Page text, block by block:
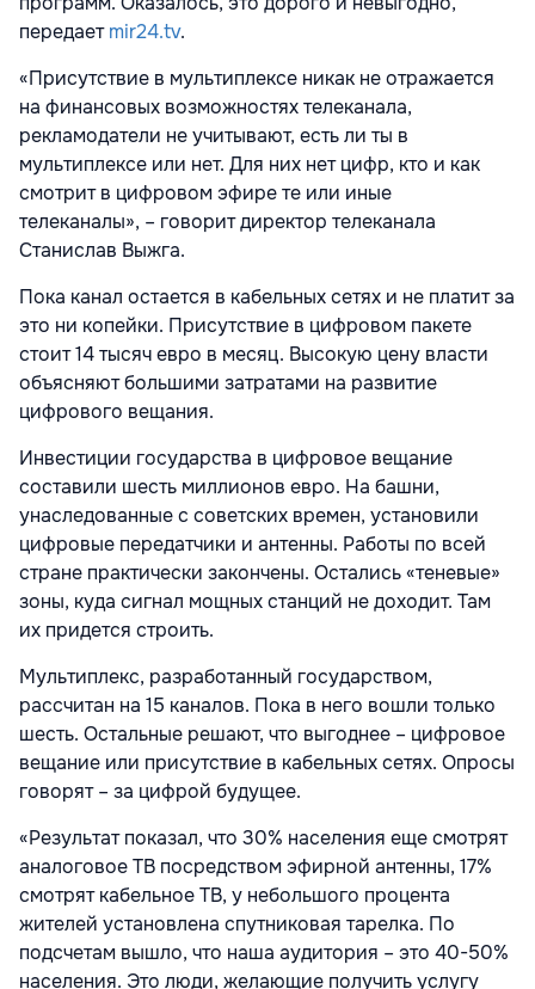
передаетmir24.tv.
«Присутствие в мультиплексе никак не отражается
на финансовых возможностях телеканала,
рекламодатели не учитывают, есть ли ты в
мультиплексе или нет. Для них нет цифр, кто и как
смотрит в цифровом эфире те или иные
телеканалы», – говорит директор телеканала
Станислав Выжга.
Пока канал остается в кабельных сетях и не платит за
это ни копейки. Присутствие в цифровом пакете
стоит 14 тысяч евро в месяц. Высокую цену власти
объясняют большими затратами на развитие
цифрового вещания.
Инвестиции государства в цифровое вещание
составили шесть миллионов евро. На башни,
унаследованные с советских времен, установили
цифровые передатчики и антенны. Работы по всей
стране практически закончены. Остались «теневые»
зоны, куда сигнал мощных станций не доходит. Там
их придется строить.
Мультиплекс, разработанный государством,
рассчитан на 15 каналов. Пока в него вошли только
шесть. Остальные решают, что выгоднее – цифровое
вещание или присутствие в кабельных сетях. Опросы
говорят – за цифрой будущее.
«Результат показал, что 30% населения еще смотрят
аналоговое ТВ посредством эфирной антенны, 17%
смотрят кабельное ТВ, у небольшого процента
жителей установлена спутниковая тарелка. По
подсчетам вышло, что наша аудитория – это 40-50%
населения. Это люди, желающие получить услугу